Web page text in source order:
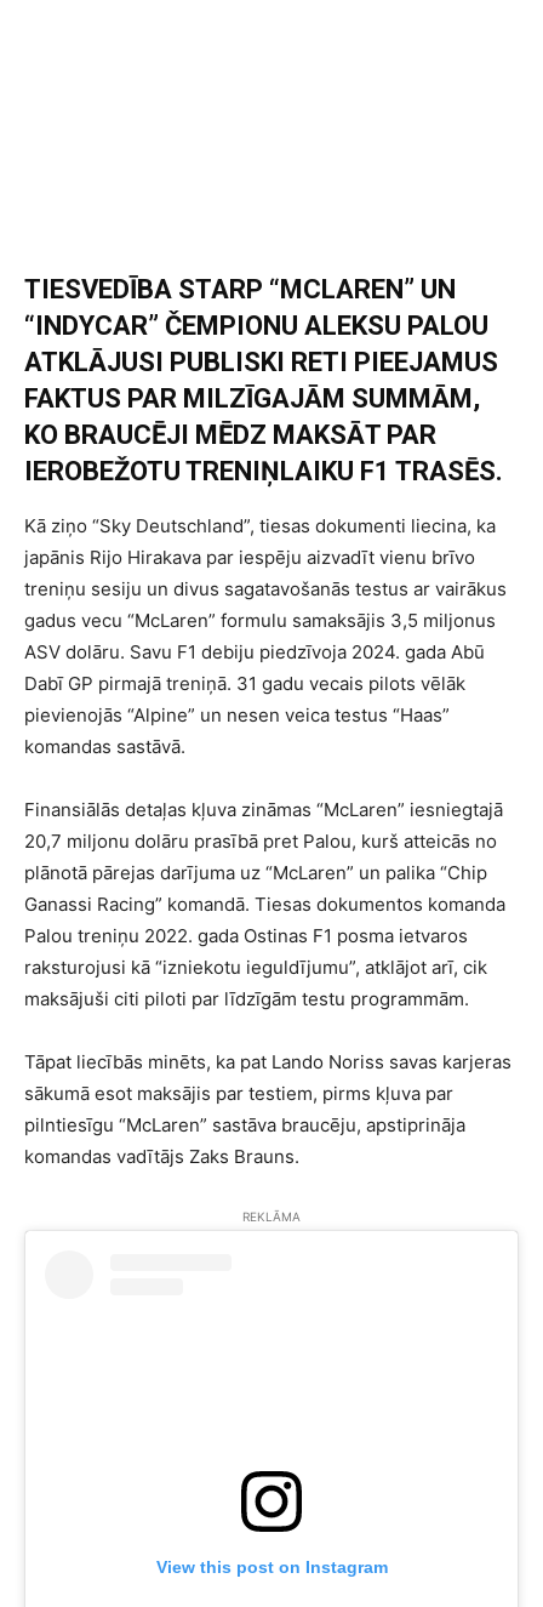
TIESVEDĪBA STARP “MCLAREN” UN
“INDYCAR” ČEMPIONU ALEKSU PALOU
ATKLĀJUSI PUBLISKI RETI PIEEJAMUS
FAKTUS PAR MILZĪGAJĀM SUMMĀM,
KO BRAUCĒJI MĒDZ MAKSĀT PAR
IEROBEŽOTU TRENIŅLAIKU F1 TRASĒS.
Kā ziņo “Sky Deutschland”, tiesas dokumenti liecina, ka
japānis Rijo Hirakava par iespēju aizvadīt vienu brīvo
treniņu sesiju un divus sagatavošanās testus ar vairākus
gadus vecu “McLaren” formulu samaksājis 3,5 miljonus
ASV dolāru. Savu F1 debiju piedzīvoja 2024. gada Abū
Dabī GP pirmajā treniņā. 31 gadu vecais pilots vēlāk
pievienojās “Alpine” un nesen veica testus “Haas”
komandas sastāvā.
Finansiālās detaļas kļuva zināmas “McLaren” iesniegtajā
20,7 miljonu dolāru prasībā pret Palou, kurš atteicās no
plānotā pārejas darījuma uz “McLaren” un palika “Chip
Ganassi Racing” komandā. Tiesas dokumentos komanda
Palou treniņu 2022. gada Ostinas F1 posma ietvaros
raksturojusi kā “izniekotu ieguldījumu”, atklājot arī, cik
maksājuši citi piloti par līdzīgām testu programmām.
Tāpat liecībās minēts, ka pat Lando Noriss savas karjeras
sākumā esot maksājis par testiem, pirms kļuva par
pilntiesīgu “McLaren” sastāva braucēju, apstiprināja
komandas vadītājs Zaks Brauns.
REKLĀMA
View this post on Instagram